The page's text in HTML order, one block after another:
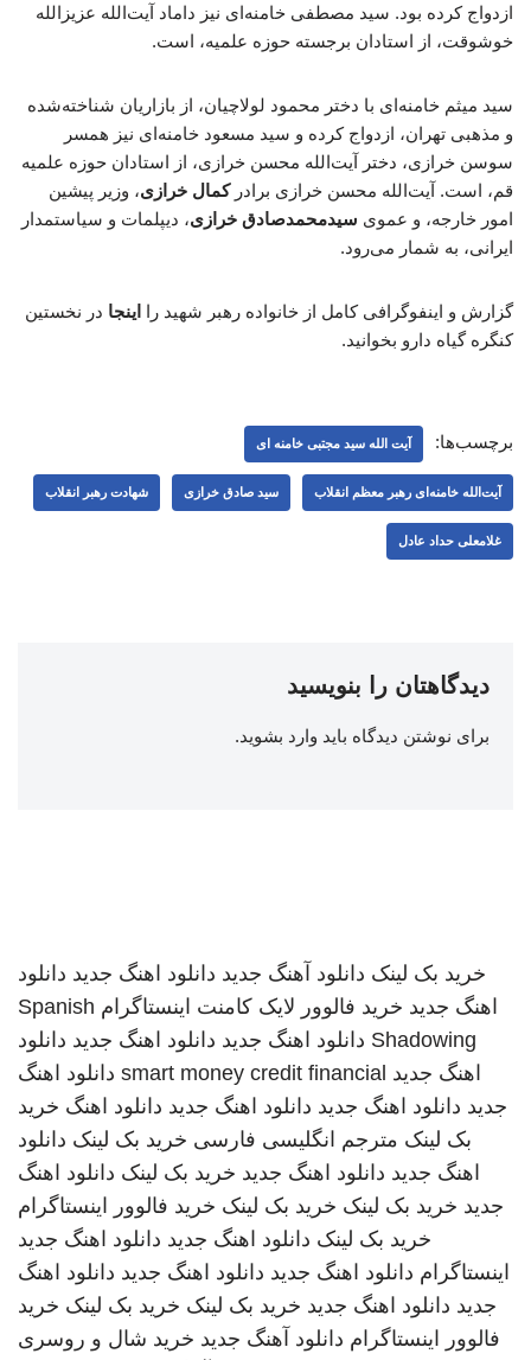
ازدواج کرده بود. سید مصطفی خامنه‌ای نیز داماد آیت‌الله عزیزالله
خوشوقت، از استادان برجسته حوزه علمیه، است.
سید میثم خامنه‌ای با دختر محمود لولاچیان، از بازاریان شناخته‌شده
و مذهبی تهران، ازدواج کرده و سید مسعود خامنه‌ای نیز همسر
سوسن خرازی، دختر آیت‌الله محسن خرازی، از استادان حوزه علمیه
قم، است. آیت‌الله محسن خرازی برادر کمال خرازی، وزیر پیشین
امور خارجه، و عموی سیدمحمدصادق خرازی، دیپلمات و سیاستمدار
ایرانی، به شمار می‌رود.
گزارش و اینفوگرافی کامل از خانواده رهبر شهید را اینجا در نخستین
کنگره گیاه دارو بخوانید.
برچسب‌ها: آیت الله سید مجتبی خامنه ای
آیت‌الله خامنه‌ای رهبر معظم انقلاب سید صادق خرازی شهادت رهبر انقلاب
غلامعلی حداد عادل
دیدگاهتان را بنویسید
برای نوشتن دیدگاه باید وارد بشوید.
خرید بک لینک دانلود آهنگ جدید دانلود اهنگ جدید دانلود
اهنگ جدید خرید فالوور لایک کامنت اینستاگرام Spanish
Shadowing دانلود اهنگ جدید دانلود اهنگ جدید دانلود
اهنگ جدید smart money credit financial دانلود اهنگ
جدید دانلود اهنگ جدید دانلود اهنگ جدید دانلود اهنگ خرید
بک لینک مترجم انگلیسی فارسی خرید بک لینک دانلود
اهنگ جدید دانلود اهنگ جدید خرید بک لینک دانلود اهنگ
جدید خرید بک لینک خرید بک لینک خرید فالوور اینستاگرام
خرید بک لینک دانلود اهنگ جدید دانلود اهنگ جدید
اینستاگرام دانلود اهنگ جدید دانلود اهنگ جدید دانلود اهنگ
جدید دانلود اهنگ جدید خرید بک لینک خرید بک لینک خرید
فالوور اینستاگرام دانلود آهنگ جدید خرید شال و روسری